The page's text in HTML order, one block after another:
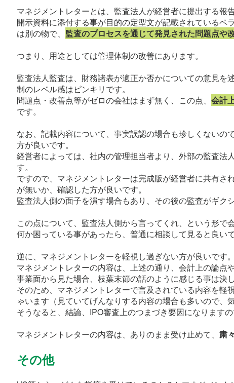
マネジメントレターとは、監査法人が経営者に提出する報
開示資料に添付する事が目的の定型文が記載されているペ
は別の物で、 監査のプロセスを通じて発見された問題点や
つまり、用途としては管理体制の改善にあります。
監査法人監査は、財務諸表が適正か否かについての意見
制のレベル感はピンキリです。
問題点・改善点等がゼロの会社はまず無く、この点、 会計
です。
なお、記載内容について、事実誤認の場合も珍しくない
方が良いです。
経営者によっては、社内の管理担当者より、外部の監査法
す。
ですので、マネジメントレターは完成版が経営者に共有
が無いか、確認した方が良いです。
監査法人側の面子を潰す場合もあり、その後の監査がギク
この点について、監査法人側から言ってくれ、という形で
何か困っている事があったら、普通に相談して見ると良いで
逆に、マネジメントレターを軽視し過ぎない方が良いです。
マネジメントレターの内容は、上述の通り、会計上の論点
事業面から見た場合、枝葉末節の話のように感じる事は決
そのため、マネジメントレターで言及されている内容を
ゃいます（見ていてげんなりする内容の場合も多いので、
そうなると、結論、IPO審査上のつまづき要因になります
マネジメントレターの内容は、ありのまま受け止めて、 粛
その他